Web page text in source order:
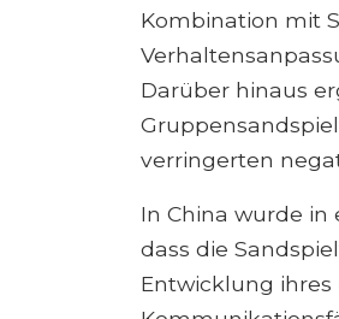
Kombination mit
Darüber hinaus
verringerten
In China wurde
dass die
Entwicklung